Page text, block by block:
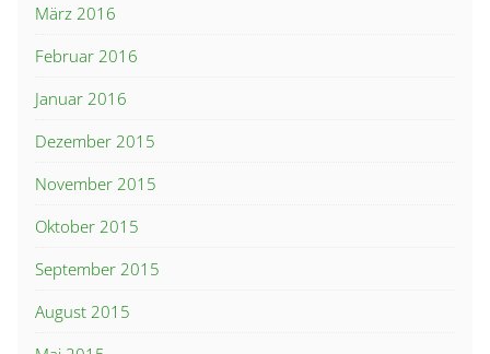
März 2016
Februar 2016
Januar 2016
Dezember 2015
November 2015
Oktober 2015
September 2015
August 2015